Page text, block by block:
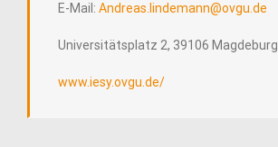
E-Mail: Andreas.lindemann@ovgu.de
Universitätsplatz 2, 39106 Magdeburg
www.iesy.ovgu.de/